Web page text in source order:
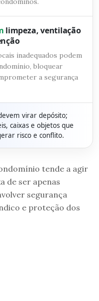
limpeza, ventilação
inadequados podem
bloquear
a segurança
virar depósito;
caixas e objetos que
risco e conflito.
tende a agir
de ser apenas
segurança
e proteção dos